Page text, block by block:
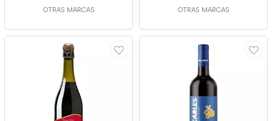
OTRAS MARCAS OTRAS MARCAS